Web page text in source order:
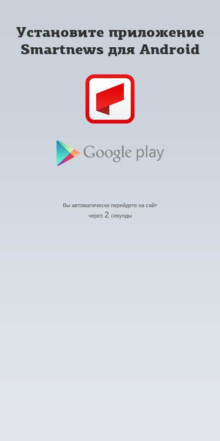
Установите приложение
Smartnews для Android
Вы автоматически перейдете на сайт
через 2 секунды